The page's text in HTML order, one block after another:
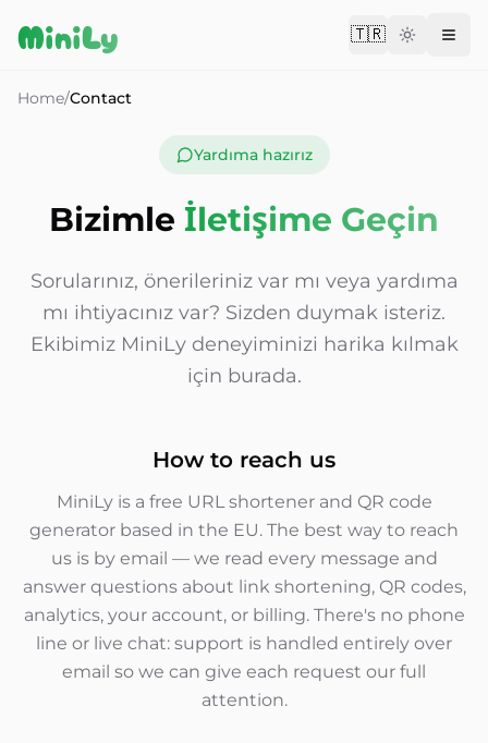
MiniLy 🇹🇷Change
Home/Contact
Yardıma hazırız
Bizimle İletişime Geçin
Sorularınız, önerileriniz var mı veya yardıma
mı ihtiyacınız var? Sizden duymak isteriz.
Ekibimiz MiniLy deneyiminizi harika kılmak
için burada.
How to reach us
MiniLy is a free URL shortener and QR code
generator based in the EU. The best way to reach
us is by email — we read every message and
answer questions about link shortening, QR codes,
analytics, your account, or billing. There's no phone
line or live chat: support is handled entirely over
email so we can give each request our full
attention.